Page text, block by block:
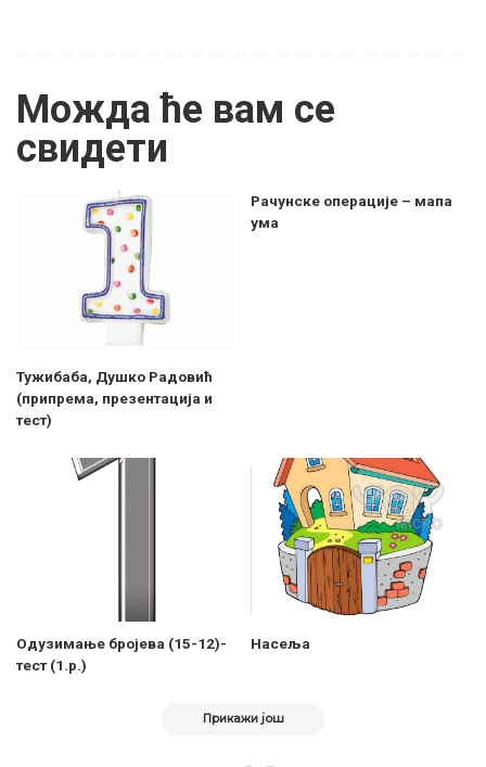
Можда ће вам се
свидети
Тужибаба, Душко Радовић
(припрема, презентација и
тест)
Рачунске операције – мапа
ума
Одузимање бројева (15-12)-
тест (1.р.)
Насеља
Прикажи још